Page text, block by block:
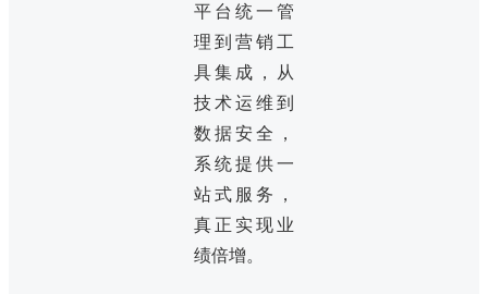
平台统一管
理到营销工
具集成，从
技术运维到
数据安全，
系统提供一
站式服务，
真正实现业
绩倍增。